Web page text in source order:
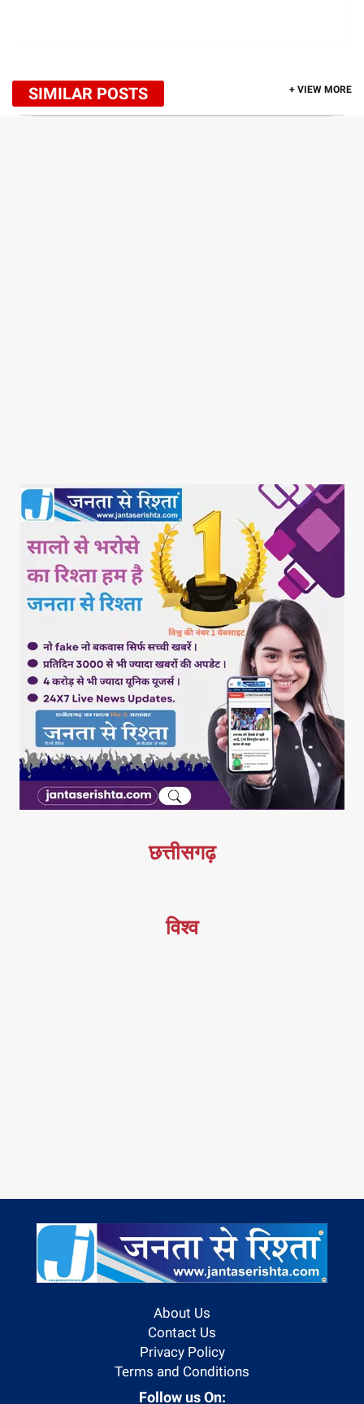
SIMILAR POSTS + VIEW MORE
छत्तीसगढ़
विश्व
About Us
Contact Us
Privacy Policy
Terms and Conditions
Follow us On: